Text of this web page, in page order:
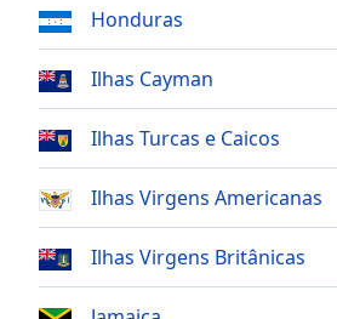
Fullscreen
modal
window.
Beginning
dialog
window.
Escape
Honduras
Ilhas Cayman
Ilhas Turcas e Caicos
Ilhas Virgens Americanas
Ilhas Virgens Britânicas